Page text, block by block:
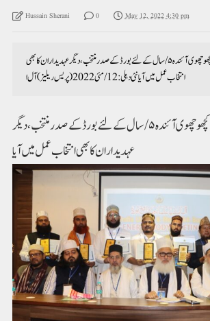
Hussain Sherani 0 May 12, 2022 4:30 pm
حضرت سید محمد اشرف کچھوچھوی آئندہ ۵/ سال کے لئے بورڈ کے صدر منتخب، دیگر عہدیداران کا بھی
انتخاب عمل میں آیا نئی دہلی: 12/مئی 2022(پریس ریلیز) آل ا
حضرت سید محمد اشرف کچھوچھوی آئندہ ۵/ سال کے لئے بورڈ کے صدر منتخب، دیگر
عہدیداران کا بھی انتخاب عمل میں آیا